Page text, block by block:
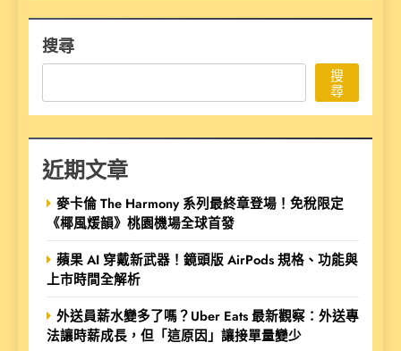
搜尋
搜
尋
近期文章
麥卡倫 The Harmony 系列最終章登場！免稅限定
《椰風煖韻》桃園機場全球首發
蘋果 AI 穿戴新武器！鏡頭版 AirPods 規格、功能與
上市時間全解析
外送員薪水變多了嗎？Uber Eats 最新觀察：外送專
法讓時薪成長，但「這原因」讓接單量變少